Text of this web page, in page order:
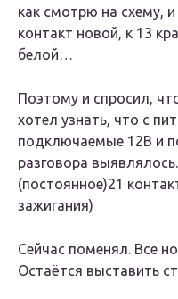
как смотрю на схему,
контакт новой, к 13
белой…
Поэтому и спросил,
хотел узнать, что с
подключаемые 12В и
разговора
(постоянное)21
зажигания)
Сейчас поменял. Все
Остаётся выставить